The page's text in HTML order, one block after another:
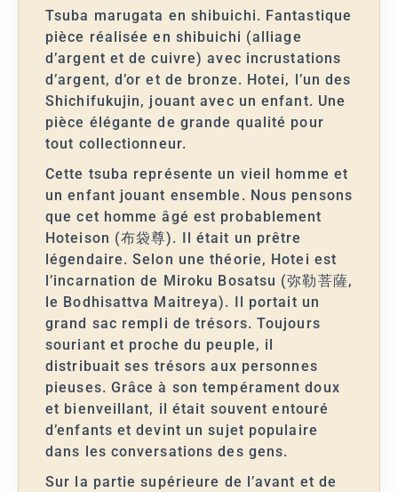
Tsuba marugata en shibuichi. Fantastique
pièce réalisée en shibuichi (alliage
d’argent et de cuivre) avec incrustations
d’argent, d’or et de bronze. Hotei, l’un des
Shichifukujin, jouant avec un enfant. Une
pièce élégante de grande qualité pour
tout collectionneur.
Cette tsuba représente un vieil homme et
un enfant jouant ensemble. Nous pensons
que cet homme âgé est probablement
Hoteison (布袋尊). Il était un prêtre
légendaire. Selon une théorie, Hotei est
l’incarnation de Miroku Bosatsu (弥勒菩薩,
le Bodhisattva Maitreya). Il portait un
grand sac rempli de trésors. Toujours
souriant et proche du peuple, il
distribuait ses trésors aux personnes
pieuses. Grâce à son tempérament doux
et bienveillant, il était souvent entouré
d’enfants et devint un sujet populaire
dans les conversations des gens.
Sur la partie supérieure de l’avant et de